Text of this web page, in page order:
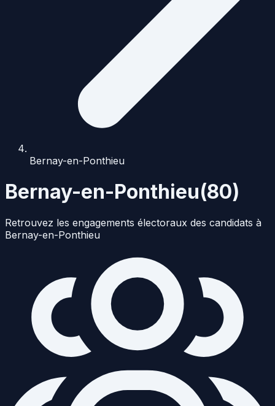
Bernay-en-Ponthieu
Bernay-en-Ponthieu(80)
Retrouvez les engagements électoraux des candidats à
Bernay-en-Ponthieu